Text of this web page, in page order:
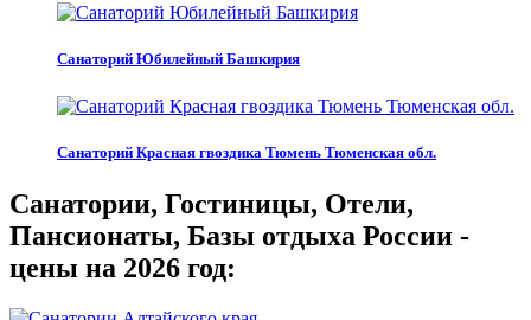
Санаторий Юбилейный Башкирия
Санаторий Красная гвоздика Тюмень Тюменская обл.
Санатории, Гостиницы, Отели,
Пансионаты, Базы отдыха России -
цены на 2026 год: